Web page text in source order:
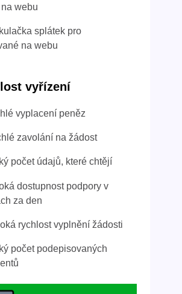
webu
splátek pro
na webu
vyřízení
vyplacení peněz
zavolání na žádost
počet údajů, které chtějí
dostupnost podpory v
za den
rychlost vyplnění žádosti
počet podepisovaných